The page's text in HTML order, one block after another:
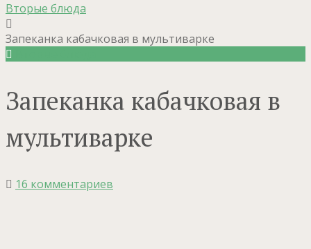
Вторые блюда
Запеканка кабачковая в мультиварке
Запеканка кабачковая в
мультиварке
16 комментариев